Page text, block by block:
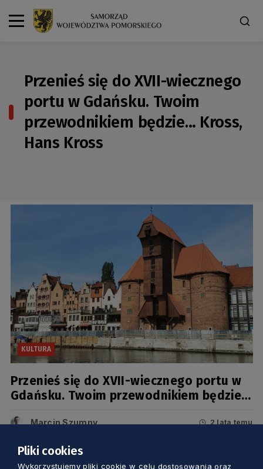
Przenieś się do XVII-wiecznego
portu w Gdańsku. Twoim
przewodnikiem będzie… Kross,
Hans Kross
KULTURA
Przenieś się do XVII-wiecznego portu w
Gdańsku. Twoim przewodnikiem będzie…
Marcin Szumny 2 lata temu
Pliki cookies
Wykorzystujemy pliki cookie w celu dostosowania oraz